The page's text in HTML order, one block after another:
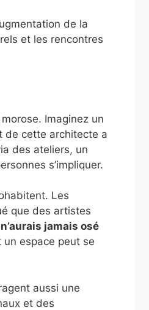
de la
et les rencontres
Imaginez un
de cette architecte a
des ateliers, un
s’impliquer.
Les
que des artistes
jamais osé
un espace peut se
aussi une
et des